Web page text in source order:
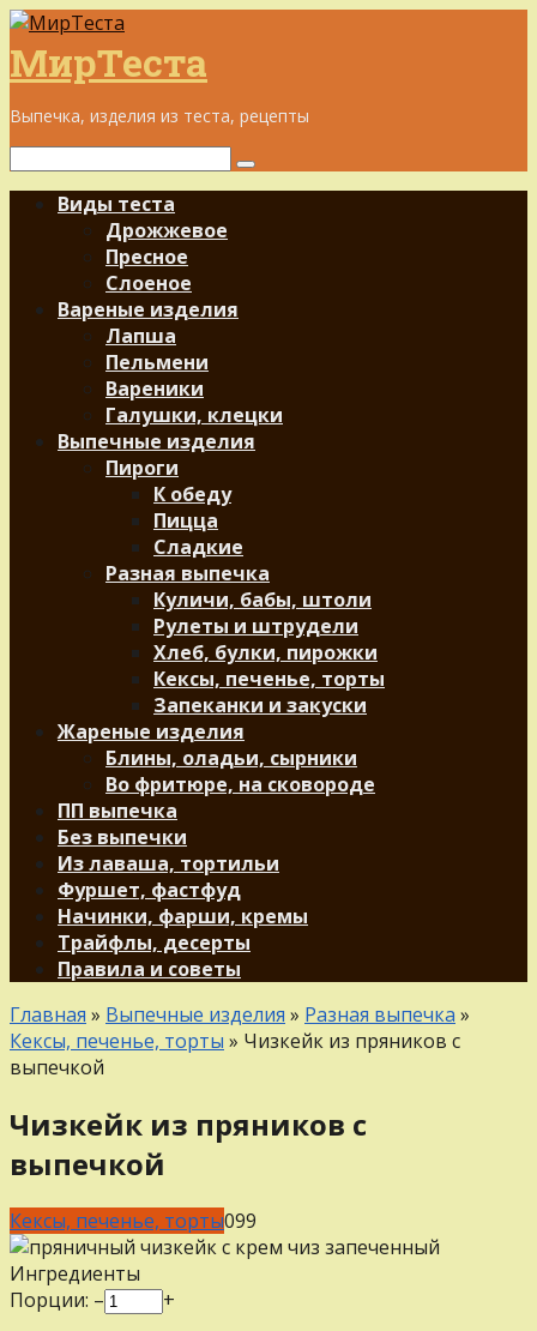
Перейти
к
контенту
МирТеста
Выпечка, изделия из теста, рецепты
Поиск:
Виды теста
Дрожжевое
Пресное
Слоеное
Вареные изделия
Лапша
Пельмени
Вареники
Галушки, клецки
Выпечные изделия
Пироги
К обеду
Пицца
Сладкие
Разная выпечка
Куличи, бабы, штоли
Рулеты и штрудели
Хлеб, булки, пирожки
Кексы, печенье, торты
Запеканки и закуски
Жареные изделия
Блины, оладьи, сырники
Во фритюре, на сковороде
ПП выпечка
Без выпечки
Из лаваша, тортильи
Фуршет, фастфуд
Начинки, фарши, кремы
Трайфлы, десерты
Правила и советы
Главная » Выпечные изделия » Разная выпечка »
Кексы, печенье, торты » Чизкейк из пряников с
выпечкой
Чизкейк из пряников с
выпечкой
Кексы, печенье, торты099
Ингредиенты
Порции: –
+